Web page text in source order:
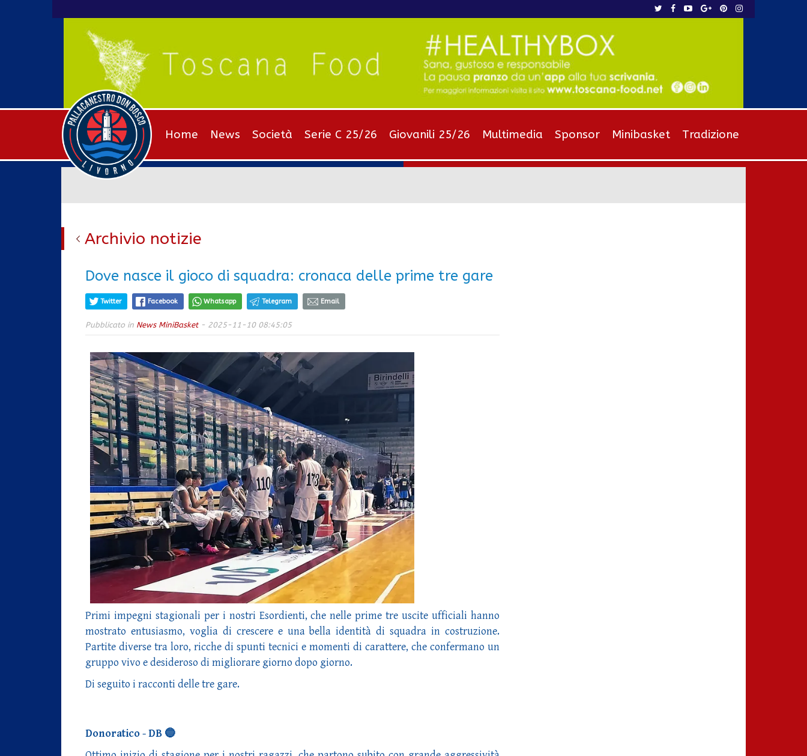
Home News Società Serie C 25/26 Giovanili 25/26 Multimedia Sponsor Minibasket Tradizione
Archivio notizie
Dove nasce il gioco di squadra: cronaca delle prime tre gare
Twitter Facebook Whatsapp Telegram Email
Pubblicato in News MiniBasket- 2025-11-10 08:45:05
Primi impegni stagionali per i nostri Esordienti, che nelle prime tre uscite ufficiali hanno
mostrato entusiasmo, voglia di crescere e una bella identità di squadra in costruzione.
Partite diverse tra loro, ricche di spunti tecnici e momenti di carattere, che confermano un
gruppo vivo e desideroso di migliorare giorno dopo giorno.
Di seguito i racconti delle tre gare.
Donoratico - DB 🔵